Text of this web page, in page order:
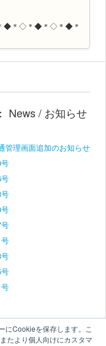
にCookieを保存します。こ
たより個人向けにカスタマ
＊◇＊◆＊◇＊◆＊
News / お知らせ
管理画面追加のお知らせ